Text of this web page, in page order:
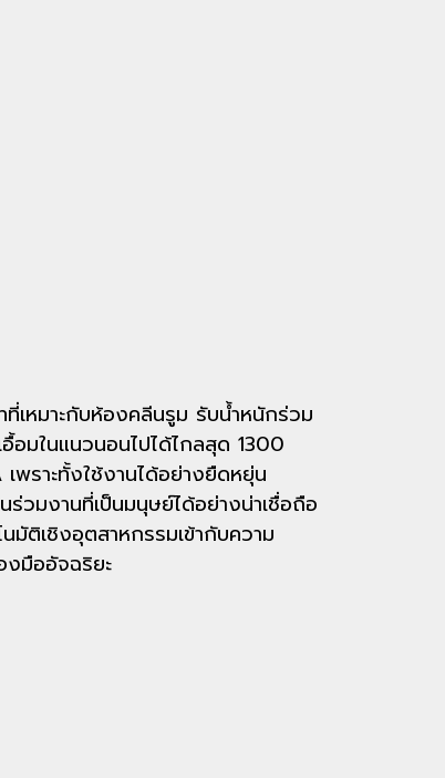
ที่เหมาะกับห้องคลีนรูม รับน้ำหนักร่วม
อื้อมในแนวนอนไปได้ไกลสุด 1300
พราะทั้งใช้งานได้อย่างยืดหยุ่น
วมงานที่เป็นมนุษย์ได้อย่างน่าเชื่อถือ
มัติเชิงอุตสาหกรรมเข้ากับความ
งมืออัจฉริยะ